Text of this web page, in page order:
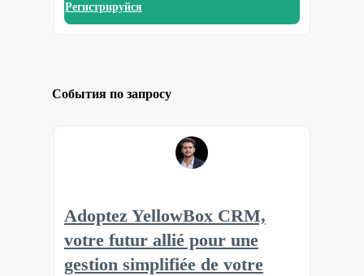
Регистрируйся
События по запросу
Adoptez YellowBox CRM,
votre futur allié pour une
gestion simplifiée de votre